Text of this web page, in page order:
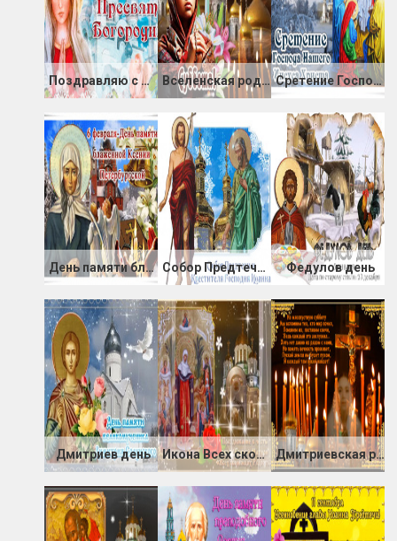
Поздравляю с Рождеством Пресвятой богородицы Вселенская родительская суббота Сретение Господне гиф картинка
День памяти блаженной Ксении Петербургской Собор Предтечи и Крестителя Господня Иоанна Федулов день
Дмитриев день Икона Всех скорбящих радость Дмитриевская родительская суббота